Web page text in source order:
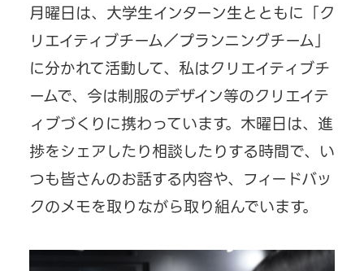
月曜日は、大学生インターン生とともに「ク
リエイティブチーム／プランニングチーム」
に分かれて活動して、私はクリエイティブチ
ームで、今は制服のデザイン等のクリエイテ
ィブづくりに携わっています。木曜日は、進
捗をシェアしたり相談したりする時間で、い
つも皆さんのお話する内容や、フィードバッ
クのメモを取りながら取り組んでいます。